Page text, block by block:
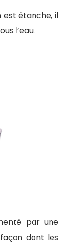
est étanche, il
l’eau.
par une
dont les